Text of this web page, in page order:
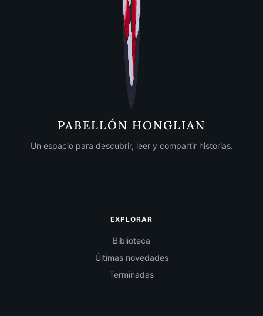
PABELLÓN HONGLIAN
Un espacio para descubrir, leer y compartir historias.
EXPLORAR
Biblioteca
Últimas novedades
Terminadas